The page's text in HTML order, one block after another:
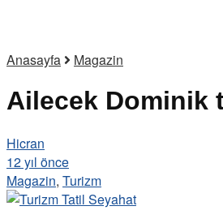
Anasayfa Magazin
Ailecek Dominik
Hicran
12 yıl önce
Magazin, Turizm